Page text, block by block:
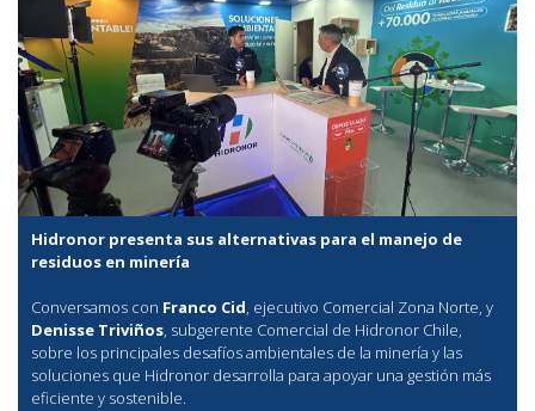
Hidronor presenta sus alternativas para el manejo de
residuos en minería
Conversamos con Franco Cid, ejecutivo Comercial Zona Norte, y
Denisse Triviños, subgerente Comercial de Hidronor Chile,
sobre los principales desafíos ambientales de la minería y las
soluciones que Hidronor desarrolla para apoyar una gestión más
eficiente y sostenible.